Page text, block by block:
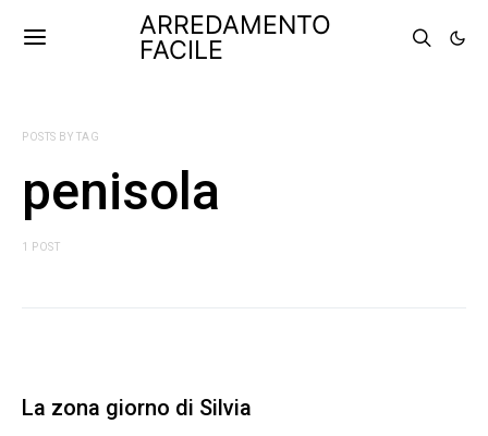
ARREDAMENTO
FACILE
POSTS BY TAG
penisola
1 POST
La zona giorno di Silvia